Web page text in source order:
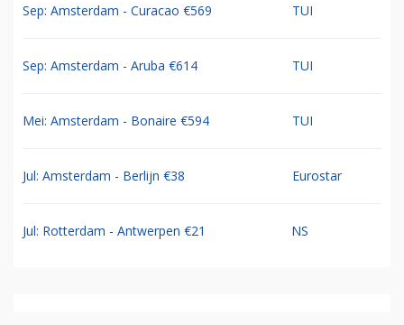
Sep: Amsterdam - Curacao €569 TUI
Sep: Amsterdam - Aruba €614 TUI
Mei: Amsterdam - Bonaire €594 TUI
Jul: Amsterdam - Berlijn €38 Eurostar
Jul: Rotterdam - Antwerpen €21 NS